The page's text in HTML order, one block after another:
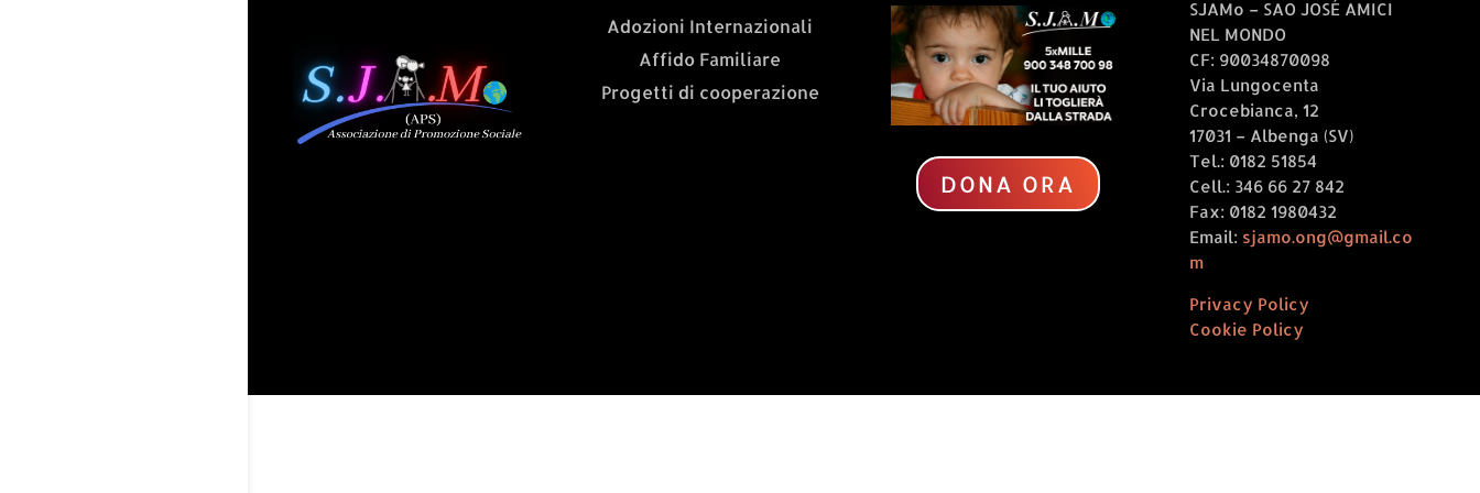
l’anno 2023, del
rimborso delle spese
Adozioni Internazionali
Affido Familiare
Progetti di cooperazione
DONA ORA
SJAMo – SAO JOSÉ AMICI
NEL MONDO
CF: 90034870098
Via Lungocenta
Crocebianca, 12
17031 – Albenga (SV)
Tel.: 0182 51854
Cell.: 346 66 27 842
Fax: 0182 1980432
Email: sjamo.ong@gmail.co
m
Privacy Policy
Cookie Policy